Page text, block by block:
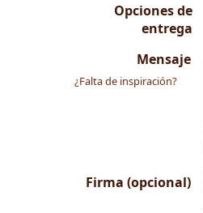
Opciones de
entrega
Mensaje
¿Falta de inspiración?
Firma (opcional)